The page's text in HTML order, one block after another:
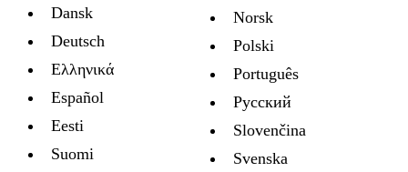
Dansk
Deutsch
Ελληνικά
Español
Eesti
Suomi
Norsk
Polski
Português
Русский
Slovenčina
Svenska